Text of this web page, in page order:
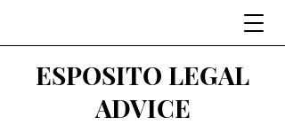
ESPOSITO LEGAL
ADVICE